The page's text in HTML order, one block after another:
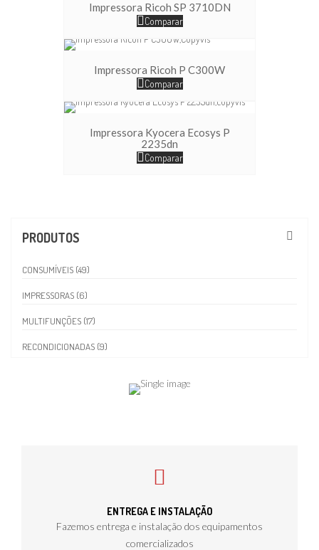
Impressora Ricoh SP 3710DN
Comparar
Impressora Ricoh P C300W
Comparar
Impressora Kyocera Ecosys P
2235dn
Comparar
PRODUTOS
CONSUMÍVEIS (49)
IMPRESSORAS (6)
MULTIFUNÇÕES (17)
RECONDICIONADAS (9)
ENTREGA E INSTALAÇÃO
Fazemos entrega e instalação dos equipamentos
comercializados